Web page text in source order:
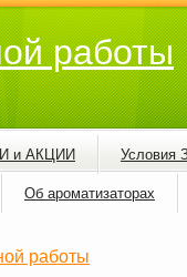
работы
и АКЦИИ Условия
Об ароматизаторах
работы